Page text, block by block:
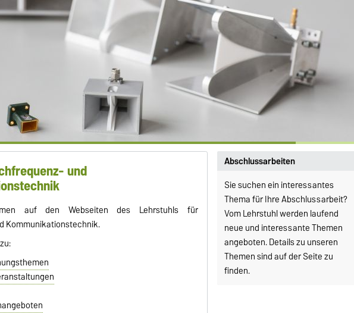
und
auf den Webseiten des Lehrstuhls für
Kommunikationstechnik.
Abschlussarbeiten
Sie suchen ein interessantes
Thema für Ihre Abschlussarbeit?
Vom Lehrstuhl werden laufend
neue und interessante Themen
angeboten. Details zu unseren
Themen sind auf der Seite zu
finden.